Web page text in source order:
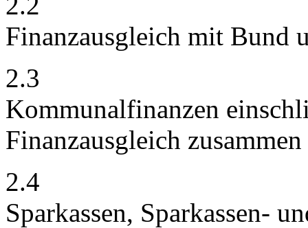
Finanzausgleich mit Bund
2.3
Kommunalfinanzen
Finanzausgleich
2.4
Sparkassen, Sparkassen-